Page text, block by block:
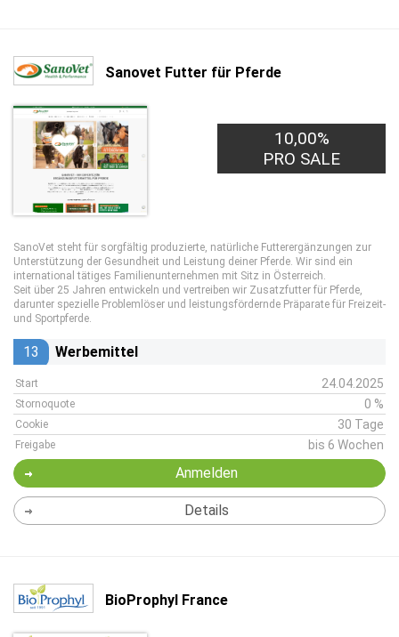
Sanovet Futter für Pferde
10,00%
PRO SALE
SanoVet steht für sorgfältig produzierte, natürliche Futterergänzungen zur
Unterstützung der Gesundheit und Leistung deiner Pferde. Wir sind ein
international tätiges Familienunternehmen mit Sitz in Österreich.
Seit über 25 Jahren entwickeln und vertreiben wir Zusatzfutter für Pferde,
darunter spezielle Problemlöser und leistungsfördernde Präparate für Freizeit-
und Sportpferde.
13 Werbemittel
Start 24.04.2025
Stornoquote 0 %
Cookie 30 Tage
Freigabe bis 6 Wochen
Anmelden
Details
BioProphyl France